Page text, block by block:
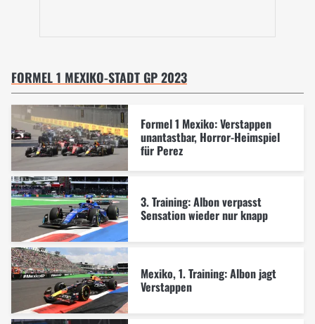
FORMEL 1 MEXIKO-STADT GP 2023
Formel 1 Mexiko: Verstappen
unantastbar, Horror-Heimspiel
für Perez
3. Training: Albon verpasst
Sensation wieder nur knapp
Mexiko, 1. Training: Albon jagt
Verstappen